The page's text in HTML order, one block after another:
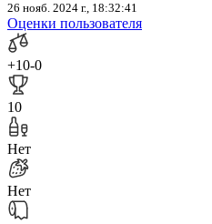
26 нояб. 2024 г., 18:32:41
Оценки пользователя
+10-0
10
Нет
Нет